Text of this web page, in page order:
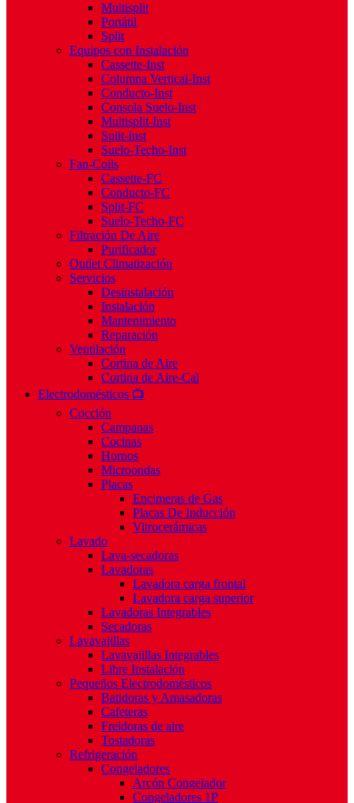
Multisplit
Portátil
Split
Equipos con Instalación
Cassette-Inst
Columna Vertical-Inst
Conducto-Inst
Consola Suelo-Inst
Multisplit-Inst
Split-Inst
Suelo-Techo-Inst
Fan-Coils
Cassette-FC
Conducto-FC
Split-FC
Suelo-Techo-FC
Filtración De Aire
Purificador
Outlet Climatización
Servicios
Desinstalación
Instalación
Mantenimiento
Reparación
Ventilación
Cortina de Aire
Cortina de Aire-Cal
Electrodomésticos 📺
Cocción
Campanas
Cocinas
Hornos
Microondas
Placas
Encimeras de Gas
Placas De Inducción
Vitrocerámicas
Lavado
Lava-secadoras
Lavadoras
Lavadora carga frontal
Lavadora carga superior
Lavadoras Integrables
Secadoras
Lavavajillas
Lavavajillas Integrables
Libre Instalación
Pequeños Electrodomésticos
Batidoras y Amasadoras
Cafeteras
Freidoras de aire
Tostadoras
Refrigeración
Congeladores
Arcón Congelador
Congeladores 1P